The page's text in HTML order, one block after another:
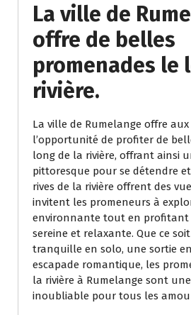
La ville de
offre de belles
promenades le
rivière.
La ville de Rumelange offre aux
l’opportunité de profiter de
long de la rivière, offrant ainsi
pittoresque pour se détendre et
rives de la rivière offrent des
invitent les promeneurs à
environnante tout en profitant
sereine et relaxante. Que ce
tranquille en solo, une sortie
escapade romantique, les
la rivière à Rumelange sont
inoubliable pour tous les